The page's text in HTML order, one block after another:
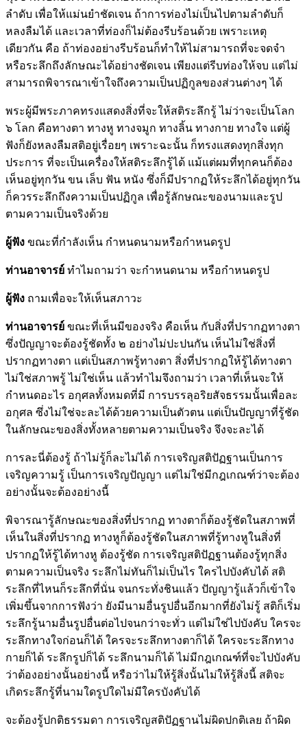
ลำดับ เพื่อให้แม่นยำชัดเจน ถ้าการท่องไม่เป็นไปตามลำดับก็
หลงลืมได้ และเวลาที่ท่องก็ไม่ต้องรีบร้อนด้วย เพราะเหตุ
เดียวกัน คือ ถ้าท่องอย่างรีบร้อนก็ทำให้ไม่สามารถที่จะจดจำ
หรือระลึกถึงลักษณะได้อย่างชัดเจน เพียงแต่รีบท่องให้จบ แต่ไม่
สามารถพิจารณาเข้าใจถึงความเป็นปฏิกูลของส่วนต่างๆ ได้
พระผู้มีพระภาคทรงแสดงสิ่งที่จะให้สติระลึกรู้ ไม่ว่าจะเป็นโลก
๖ โลก คือทางตา ทางหู ทางจมูก ทางลิ้น ทางกาย ทางใจ แต่ผู้
ฟังก็ยังหลงลืมสติอยู่เรื่อยๆ เพราะฉะนั้น ก็ทรงแสดงทุกสิ่งทุก
ประการ ที่จะเป็นเครื่องให้สติระลึกรู้ได้ แม้แต่ผมที่ทุกคนก็ต้อง
เห็นอยู่ทุกวัน ขน เล็บ ฟัน หนัง ซึ่งก็มีปรากฏให้ระลึกได้อยู่ทุกวัน
ก็ควรระลึกถึงความเป็นปฏิกูล เพื่อรู้ลักษณะของนามและรูป
ตามความเป็นจริงด้วย
ผู้ฟัง ขณะที่กำลังเห็น กำหนดนามหรือกำหนดรูป
ท่านอาจารย์ ทำไมถามว่า จะกำหนดนาม หรือกำหนดรูป
ผู้ฟัง ถามเพื่อจะให้เห็นสภาวะ
ท่านอาจารย์ ขณะที่เห็นมีของจริง คือเห็น กับสิ่งที่ปรากฏทางตา
ซึ่งปัญญาจะต้องรู้ชัดทั้ง ๒ อย่างไม่ปะปนกัน เห็นไม่ใช่สิ่งที่
ปรากฏทางตา แต่เป็นสภาพรู้ทางตา สิ่งที่ปรากฏให้รู้ได้ทางตา
ไม่ใช่สภาพรู้ ไม่ใช่เห็น แล้วทำไมจึงถามว่า เวลาที่เห็นจะให้
กำหนดอะไร อกุศลทั้งหมดที่มี การบรรลุอริยสัจธรรมนั้นเพื่อละ
อกุศล ซึ่งไม่ใช่จะละได้ด้วยความเป็นตัวตน แต่เป็นปัญญาที่รู้ชัด
ในลักษณะของสิ่งทั้งหลายตามความเป็นจริง จึงจะละได้
การละนี่ต้องรู้ ถ้าไม่รู้ก็ละไม่ได้ การเจริญสติปัฏฐานเป็นการ
เจริญความรู้ เป็นการเจริญปัญญา แต่ไม่ใช่มีกฎเกณฑ์ว่าจะต้อง
อย่างนั้นจะต้องอย่างนี้
พิจารณารู้ลักษณะของสิ่งที่ปรากฏ ทางตาก็ต้องรู้ชัดในสภาพที่
เห็นในสิ่งที่ปรากฏ ทางหูก็ต้องรู้ชัดในสภาพที่รู้ทางหูในสิ่งที่
ปรากฏให้รู้ได้ทางหู ต้องรู้ชัด การเจริญสติปัฏฐานต้องรู้ทุกสิ่ง
ตามความเป็นจริง ระลึกไม่ทันก็ไม่เป็นไร ใครไปบังคับได้ สติ
ระลึกที่ไหนก็ระลึกที่นั่น จนกระทั่งชินแล้ว ปัญญารู้แล้วก็เข้าใจ
เพิ่มขึ้นจากการฟังว่า ยังมีนามอื่นรูปอื่นอีกมากที่ยังไม่รู้ สติก็เริ่ม
ระลึกรู้นามอื่นรูปอื่นต่อไปจนกว่าจะทั่ว แต่ไม่ใช่ไปบังคับ ใครจะ
ระลึกทางใจก่อนก็ได้ ใครจะระลึกทางตาก็ได้ ใครจะระลึกทาง
กายก็ได้ ระลึกรูปก็ได้ ระลึกนามก็ได้ ไม่มีกฎเกณฑ์ที่จะไปบังคับ
ว่าต้องอย่างนั้นอย่างนี้ หรือว่าไม่ให้รู้สิ่งนั้นไม่ให้รู้สิ่งนี้ สติจะ
เกิดระลึกรู้ที่นามใดรูปใดไม่มีใครบังคับได้
จะต้องรู้ปกติธรรมดา การเจริญสติปัฏฐานไม่ผิดปกติเลย ถ้าผิด